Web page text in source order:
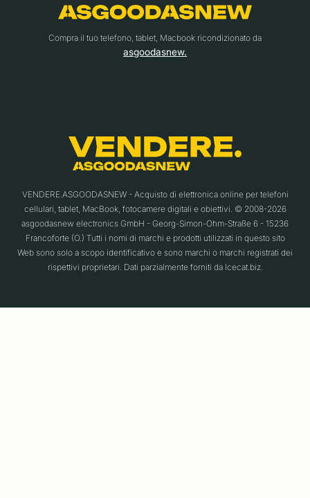
Compra il tuo telefono, tablet, Macbook ricondizionato da
asgoodasnew.
VENDERE.ASGOODASNEW - Acquisto di elettronica online per telefoni
cellulari, tablet, MacBook, fotocamere digitali e obiettivi. © 2008-2026
asgoodasnew electronics GmbH - Georg-Simon-Ohm-Straße 6 - 15236
Francoforte (O.) Tutti i nomi di marchi e prodotti utilizzati in questo sito
Web sono solo a scopo identificativo e sono marchi o marchi registrati dei
rispettivi proprietari. Dati parzialmente forniti da Icecat.biz.